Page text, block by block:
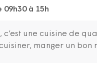
09h30 à 15h
c’est une cuisine de
manger un